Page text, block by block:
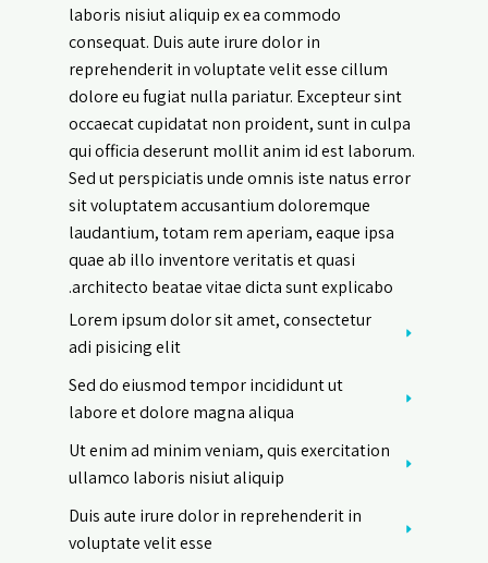
laboris nisiut aliquip ex ea commodo
consequat. Duis aute irure dolor in
reprehenderit in voluptate velit esse cillum
dolore eu fugiat nulla pariatur. Excepteur sint
occaecat cupidatat non proident, sunt in culpa
qui officia deserunt mollit anim id est laborum.
Sed ut perspiciatis unde omnis iste natus error
sit voluptatem accusantium doloremque
laudantium, totam rem aperiam, eaque ipsa
quae ab illo inventore veritatis et quasi
architecto beatae vitae dicta sunt explicabo.
Lorem ipsum dolor sit amet, consectetur
adi pisicing elit
Sed do eiusmod tempor incididunt ut
labore et dolore magna aliqua
Ut enim ad minim veniam, quis exercitation
ullamco laboris nisiut aliquip
Duis aute irure dolor in reprehenderit in
voluptate velit esse